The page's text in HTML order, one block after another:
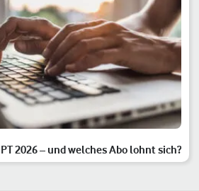
2026 – und welches Abo lohnt sich?